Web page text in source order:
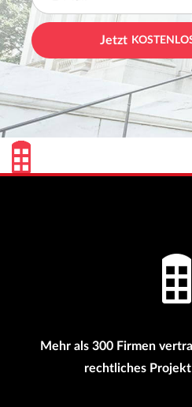
Jetzt
Mehr als 300 Firmen
rechtliches